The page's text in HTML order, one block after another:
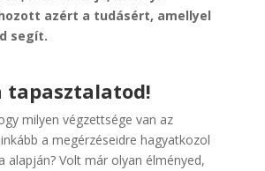
azért a tudásért, amellyel
segít.
tapasztalatod!
milyen végzettsége van az
a megérzéseidre hagyatkozol
alapján? Volt már olyan élményed,